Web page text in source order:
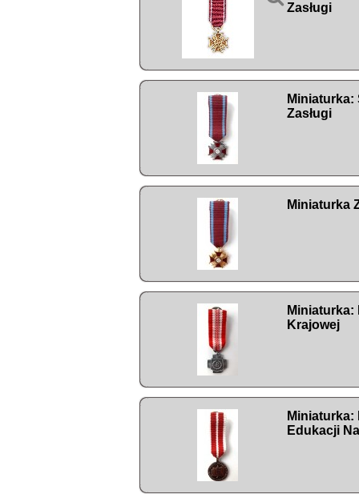
Zasługi
Miniaturka:
Zasługi
Miniaturka
Miniaturka:
Krajowej
Miniaturka:
Edukacji